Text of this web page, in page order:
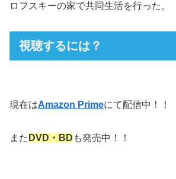
ロフスキーの家で共同生活を行った。
視聴するには？
現在はAmazon Primeにて配信中！！
また DVD・BD も発売中！！